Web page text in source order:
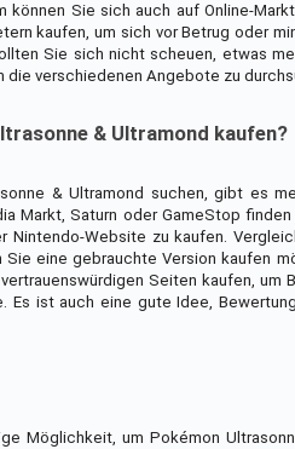
können Sie sich auch auf Online-
kaufen, um sich vor Betrug oder
Sie sich nicht scheuen, etwas
die verschiedenen Angebote zu
& Ultramond kaufen?
& Ultramond suchen, gibt es
Markt, Saturn oder GameStop
Nintendo-Website zu kaufen.
eine gebrauchte Version kaufen
Seiten kaufen, um
Es ist auch eine gute Idee,
Möglichkeit, um Pokémon